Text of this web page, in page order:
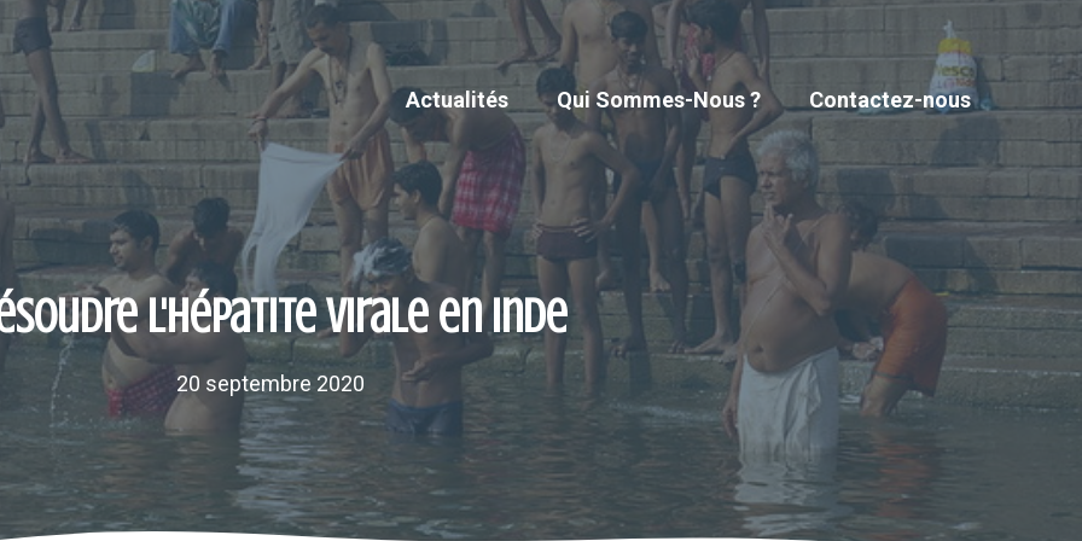
Actualités Qui Sommes-Nous ? Contactez-nous
l'hépatite virale en Inde
20 septembre 2020